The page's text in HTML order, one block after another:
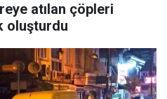
atılan çöpleri
oluşturdu